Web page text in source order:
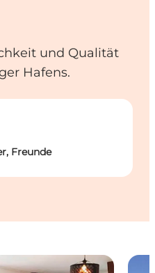
und Qualität
Hafens.
Freunde